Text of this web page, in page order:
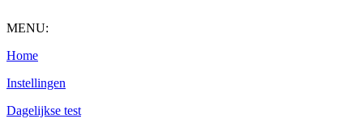
MENU:
Home
Instellingen
Dagelijkse test